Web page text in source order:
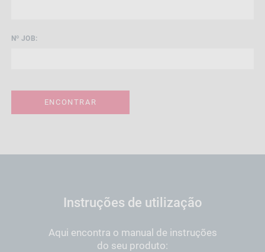
Nº JOB:
ENCONTRAR
Instruções de utilização
Aqui encontra o manual de instruções
do seu produto: